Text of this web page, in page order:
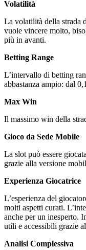
Volatilità
La volatilità della strada
vuole vincere molto,
più in avanti.
Betting Range
L’intervallo di betting
abbastanza ampio: dal
Max Win
Il massimo win della
Gioco da Sede Mobile
La slot può essere
grazie alla versione
Experienza Giocatrice
L’esperienza del
molti aspetti curati.
anche per un inesperto.
utili e accessibili grazie
Analisi Complessiva